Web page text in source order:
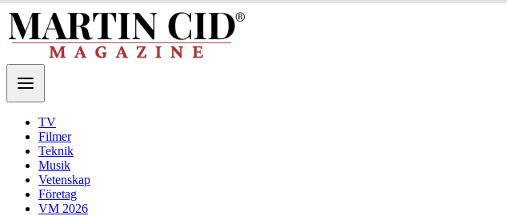
TV
Filmer
Teknik
Musik
Vetenskap
Företag
VM 2026